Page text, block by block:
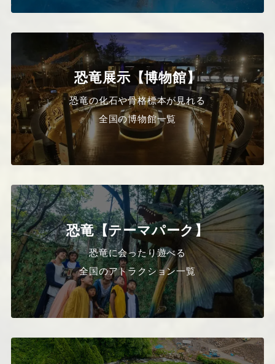
恐竜展示【博物館】
恐竜の化石や骨格標本が見れる
全国の博物館一覧
恐竜【テーマパーク】
恐竜に会ったり遊べる
全国のアトラクション一覧